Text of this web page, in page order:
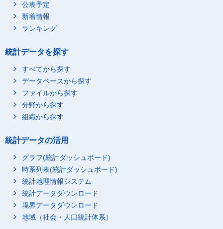
（（再掲）75歳以上の
公表予定
新着情報
ランキング
統計データを探す
すべてから探す
データベースから探す
ファイルから探す
分野から探す
組織から探す
統計データの活用
グラフ(統計ダッシュボード)
時系列表(統計ダッシュボード)
統計地理情報システム
統計データダウンロード
境界データダウンロード
地域（社会・人口統計体系）